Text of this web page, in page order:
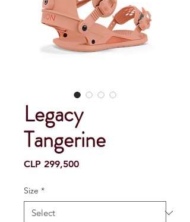
Legacy
Tangerine
CLP 299,500Price
Size *